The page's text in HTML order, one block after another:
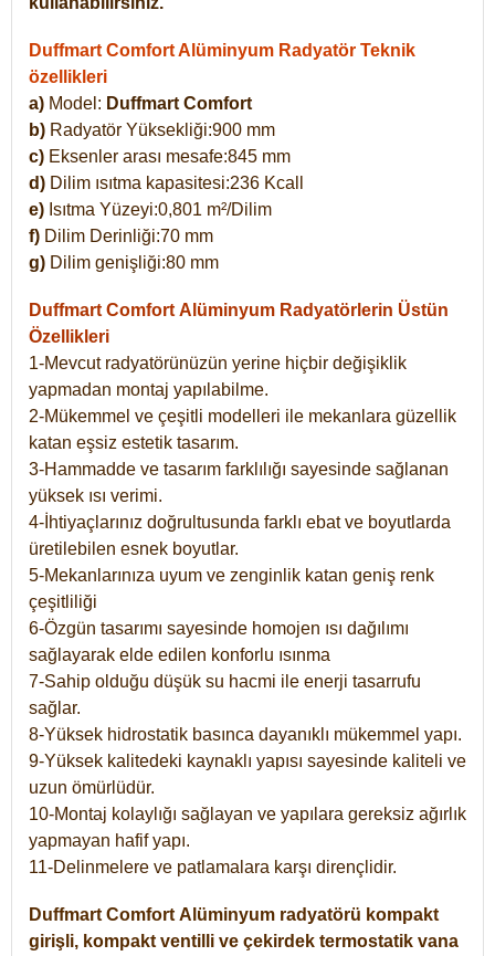
Duffmart Comfort Alüminyum Radyatör Teknik
özellikleri
a) Model: Duffmart Comfort
b) Radyatör Yüksekliği:900 mm
c) Eksenler arası mesafe:845 mm
d) Dilim ısıtma kapasitesi:236 Kcall
e) Isıtma Yüzeyi:0,801 m²/Dilim
f) Dilim Derinliği:70 mm
g) Dilim genişliği:80 mm
Duffmart Comfort Alüminyum Radyatörlerin Üstün
Özellikleri
1-Mevcut radyatörünüzün yerine hiçbir değişiklik
yapmadan montaj yapılabilme.
2-Mükemmel ve çeşitli modelleri ile mekanlara güzellik
katan eşsiz estetik tasarım.
3-Hammadde ve tasarım farklılığı sayesinde sağlanan
yüksek ısı verimi.
4-İhtiyaçlarınız doğrultusunda farklı ebat ve boyutlarda
üretilebilen esnek boyutlar.
5-Mekanlarınıza uyum ve zenginlik katan geniş renk
çeşitliliği
6-Özgün tasarımı sayesinde homojen ısı dağılımı
sağlayarak elde edilen konforlu ısınma
7-Sahip olduğu düşük su hacmi ile enerji tasarrufu
sağlar.
8-Yüksek hidrostatik basınca dayanıklı mükemmel yapı.
9-Yüksek kalitedeki kaynaklı yapısı sayesinde kaliteli ve
uzun ömürlüdür.
10-Montaj kolaylığı sağlayan ve yapılara gereksiz ağırlık
yapmayan hafif yapı.
11-Delinmelere ve patlamalara karşı dirençlidir.
Duffmart Comfort Alüminyum radyatörü kompakt
girişli, kompakt ventilli ve çekirdek termostatik vana